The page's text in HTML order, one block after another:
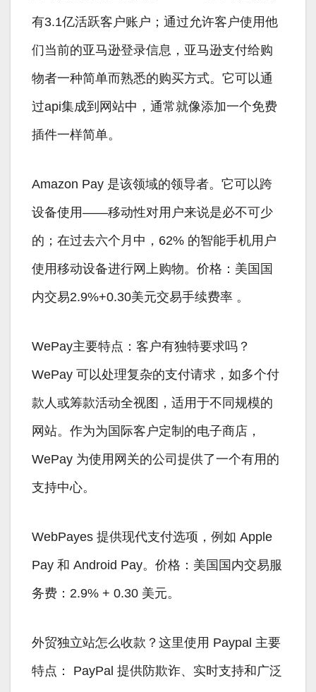
有3.1亿活跃客户账户；通过允许客户使用他
们当前的亚马逊登录信息，亚马逊支付给购
物者一种简单而熟悉的购买方式。它可以通
过api集成到网站中，通常就像添加一个免费
插件一样简单。
Amazon Pay 是该领域的领导者。它可以跨
设备使用——移动性对用户来说是必不可少
的；在过去六个月中，62% 的智能手机用户
使用移动设备进行网上购物。价格：美国国
内交易2.9%+0.30美元交易手续费率 。
WePay主要特点：客户有独特要求吗？
WePay 可以处理复杂的支付请求，如多个付
款人或筹款活动全视图，适用于不同规模的
网站。作为为国际客户定制的电子商店，
WePay 为使用网关的公司提供了一个有用的
支持中心。
WebPayes 提供现代支付选项，例如 Apple
Pay 和 Android Pay。价格：美国国内交易服
务费：2.9% + 0.30 美元。
外贸独立站怎么收款？这里使用 Paypal 主要
特点： PayPal 提供防欺诈、实时支持和广泛